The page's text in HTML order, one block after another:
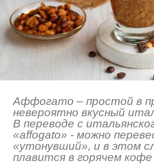
Аффогато – простой в
невероятно вкусный
В переводе с
«affogato» - можно
«утонувший», и в этом
плавится в горячем